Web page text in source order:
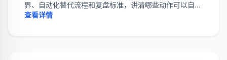
界、自动化替代流程和复盘标准，讲清哪些动作可以自动
化，哪些动作应停止。
查看详情